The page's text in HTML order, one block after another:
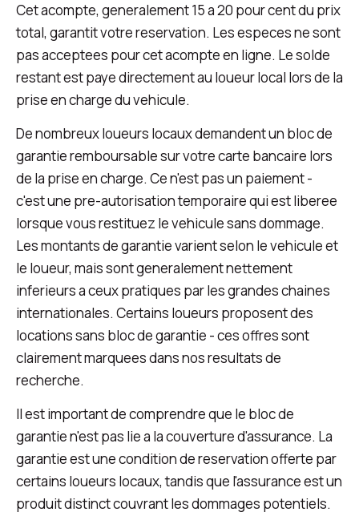
Cet acompte, generalement 15 a 20 pour cent du prix
total, garantit votre reservation. Les especes ne sont
pas acceptees pour cet acompte en ligne. Le solde
restant est paye directement au loueur local lors de la
prise en charge du vehicule.
De nombreux loueurs locaux demandent un bloc de
garantie remboursable sur votre carte bancaire lors
de la prise en charge. Ce n'est pas un paiement -
c'est une pre-autorisation temporaire qui est liberee
lorsque vous restituez le vehicule sans dommage.
Les montants de garantie varient selon le vehicule et
le loueur, mais sont generalement nettement
inferieurs a ceux pratiques par les grandes chaines
internationales. Certains loueurs proposent des
locations sans bloc de garantie - ces offres sont
clairement marquees dans nos resultats de
recherche.
Il est important de comprendre que le bloc de
garantie n'est pas lie a la couverture d'assurance. La
garantie est une condition de reservation offerte par
certains loueurs locaux, tandis que l'assurance est un
produit distinct couvrant les dommages potentiels.